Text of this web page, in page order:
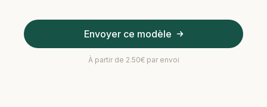
Envoyer ce modèle
À partir de 2.50€ par envoi